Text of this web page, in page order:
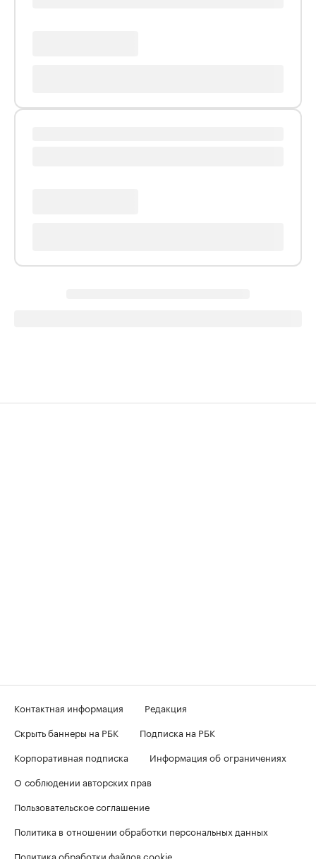
Контактная информация
Редакция
Скрыть баннеры на РБК
Подписка на РБК
Корпоративная подписка
Информация об ограничениях
О соблюдении авторских прав
Пользовательское соглашение
Политика в отношении обработки персональных данных
Политика обработки файлов cookie